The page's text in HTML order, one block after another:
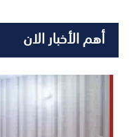
أهم الأخبار الان